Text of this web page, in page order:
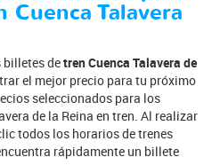
Talavera
billetes detren Cuenca Talavera de
el mejor precio para tu próximo
seleccionados para los
de la Reina en tren. Al realizar
todos los horarios de trenes
rápidamente un billete